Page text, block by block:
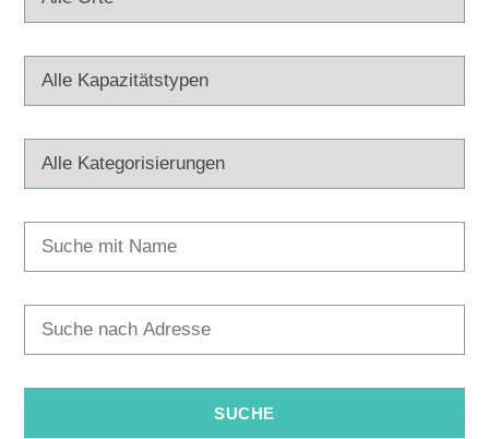
Turistički ured
Safe in Dalmatia
de
info@kastela-info.hr
21216 Kaštel Stari, Hrvatska